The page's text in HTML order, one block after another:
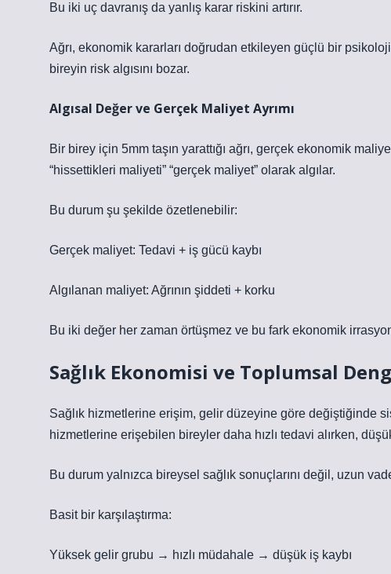
Bu iki uç davranış da yanlış karar riskini artırır.
Ağrı, ekonomik kararları doğrudan etkileyen güçlü bir
bireyin risk algısını bozar.
Algısal Değer ve Gerçek Maliyet Ayrımı
Bir birey için 5mm taşın yarattığı ağrı, gerçek ekonomik
“hissettikleri maliyeti” “gerçek maliyet” olarak algılar.
Bu durum şu şekilde özetlenebilir:
Gerçek maliyet: Tedavi + iş gücü kaybı
Algılanan maliyet: Ağrının şiddeti + korku
Bu iki değer her zaman örtüşmez ve bu fark ekonomik
Sağlık Ekonomisi ve Toplumsal
Sağlık hizmetlerine erişim, gelir düzeyine göre değiştiğinde
hizmetlerine erişebilen bireyler daha hızlı tedavi alırken,
Bu durum yalnızca bireysel sağlık sonuçlarını değil, uzun
Basit bir karşılaştırma:
Yüksek gelir grubu → hızlı müdahale → düşük iş kaybı